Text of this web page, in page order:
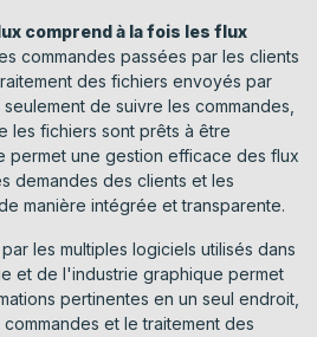
comprend à la fois les flux
commandes passées par les clients
des fichiers envoyés par
de suivre les commandes,
les fichiers sont prêts à être
permet une gestion efficace des flux
demandes des clients et les
manière intégrée et transparente.
les multiples logiciels utilisés dans
et de l'industrie graphique permet
pertinentes en un seul endroit,
et le traitement des